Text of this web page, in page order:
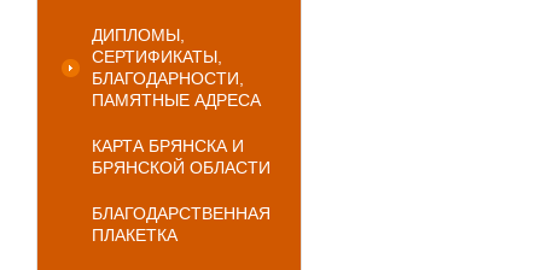
ДИПЛОМЫ,
СЕРТИФИКАТЫ,
БЛАГОДАРНОСТИ,
ПАМЯТНЫЕ АДРЕСА
КАРТА БРЯНСКА И
БРЯНСКОЙ ОБЛАСТИ
БЛАГОДАРСТВЕННАЯ
ПЛАКЕТКА